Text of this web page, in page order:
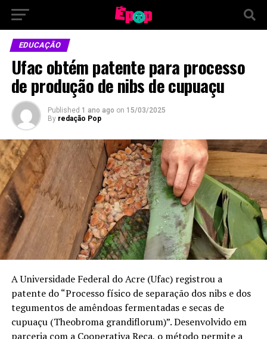
EDUCAÇÃO
Ufac obtém patente para processo
de produção de nibs de cupuaçu
Published 1 ano ago on 15/03/2025
By redação Pop
A Universidade Federal do Acre (Ufac) registrou a
patente do “Processo físico de separação dos nibs e dos
tegumentos de amêndoas fermentadas e secas de
cupuaçu (Theobroma grandiflorum)”. Desenvolvido em
parceria com a Cooperativa Reca, o método permite a